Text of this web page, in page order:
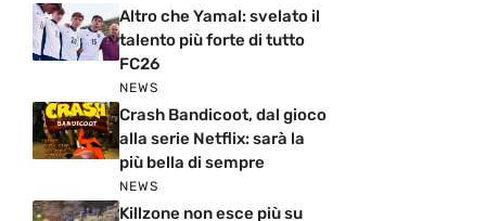
Altro che Yamal: svelato il
talento più forte di tutto
FC26
NEWS
Crash Bandicoot, dal gioco
alla serie Netflix: sarà la
più bella di sempre
NEWS
Killzone non esce più su